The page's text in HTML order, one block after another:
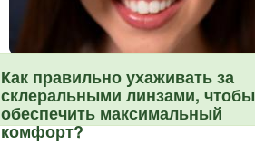
Как правильно ухаживать за
склеральными линзами, чтобы
обеспечить максимальный
комфорт?